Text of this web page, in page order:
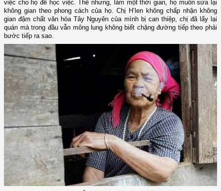
việc cho họ để học việc. Thế nhưng, làm một thời gian, họ muốn sửa lại
không gian theo phong cách của họ. Chị H’len không chấp nhận không
gian đậm chất văn hóa Tây Nguyên của mình bị can thiệp, chị đã lấy lại
quán mà trong đầu vẫn mông lung không biết chặng đường tiếp theo phải
bước tiếp ra sao.